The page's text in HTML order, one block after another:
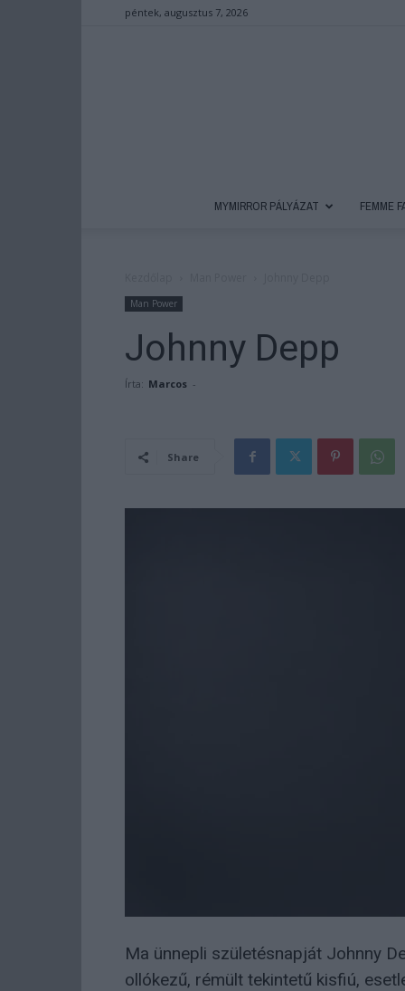
péntek, augusztus 7, 2026
MYMIRROR PÁLYÁZAT FEMME
Man Power
Johnny Depp
Írta: Marcos -
Share
Ma ünnepli születésnapját Johnny
ollókezű, rémült tekintetű kisfiú,